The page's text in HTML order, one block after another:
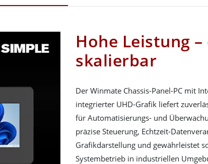
Hohe Leistung
skalierbar
Der Winmate Chassis-Panel-PC mit
integrierter UHD-Grafik liefert
für Automatisierungs- und
präzise Steuerung, Echtzeit-
Grafikdarstellung und gewährleistet
Systembetrieb in industriellen